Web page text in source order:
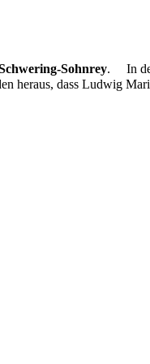
Sohnrey. In
dass Ludwig